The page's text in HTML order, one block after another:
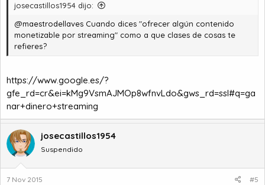
josecastillos1954 dijo:
@maestrodellaves Cuando dices "ofrecer algún contenido
monetizable por streaming" como a que clases de cosas te
refieres?
https://www.google.es/?
gfe_rd=cr&ei=kMg9VsmAJMOp8wfnvLdo&gws_rd=ssl#q=ga
nar+dinero+streaming
josecastillos1954
Suspendido
7 Nov 2015 #5